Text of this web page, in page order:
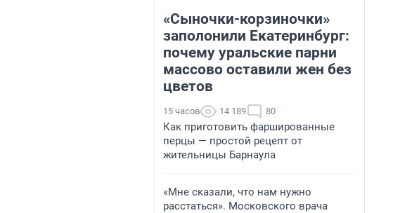
«Сыночки-корзиночки»
заполонили Екатеринбург:
почему уральские парни
массово оставили жен без
цветов
15 часов 14 189 80
Как приготовить фаршированные
перцы — простой рецепт от
жительницы Барнаула
«Мне сказали, что нам нужно
расстаться». Московского врача